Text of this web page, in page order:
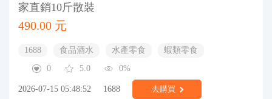
家直銷10斤散裝
490.00 元
1688 食品酒水 水產零食
蝦類零食
0
5.0 0%
2026-07-15 05:48:52 1688 去購買